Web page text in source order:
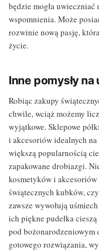
będzie mogła uwieczniać
wspomnienia. Może
rozwinie nową pasję,
życie.
Inne pomysły
Robiąc zakupy
chwile, wciąż możemy
wyjątkowe. Sklepowe
i akcesoriów idealnych
większą popularnością
zapakowane drobiazgi.
kosmetyków i
świątecznych kubków,
zawsze wywołują
ich piękne pudełka
pod bożonarodzeniowym
gotowego rozwiązania,